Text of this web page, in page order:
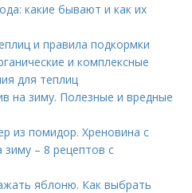
какие бывают и как их
и правила подкормки
и комплексные
для теплиц
на зиму. Полезные и вредные
из помидор. Хреновина с
– 8 рецептов с
яблоню. Как выбрать